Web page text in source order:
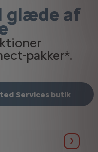
glæde af
pakker*.
Services butik
Næste